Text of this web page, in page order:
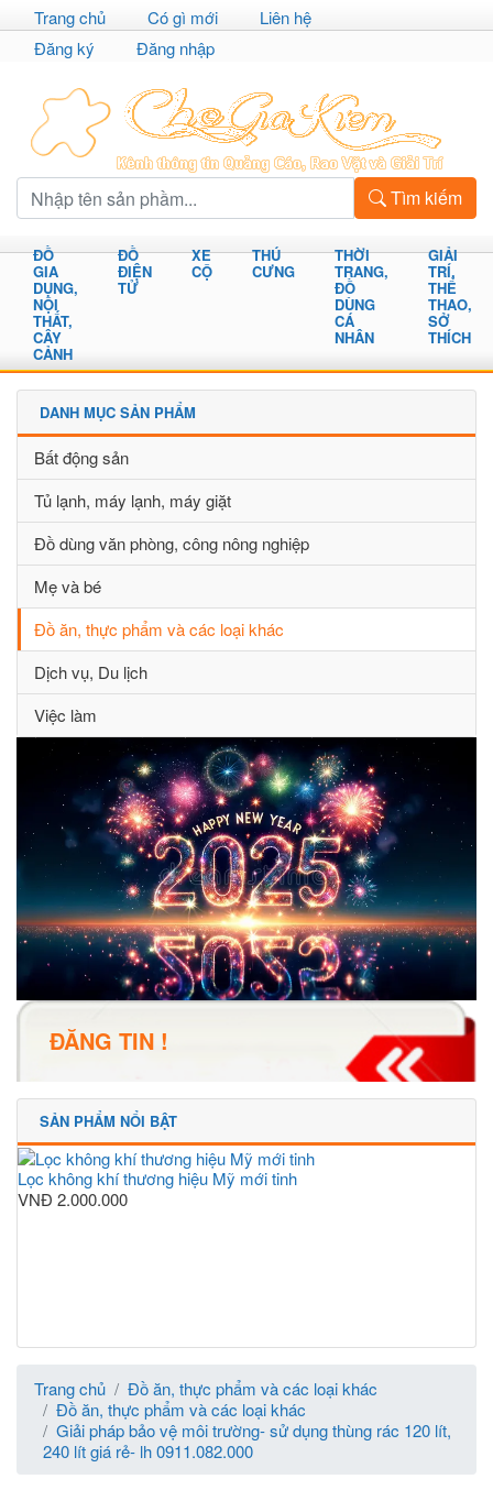
Trang chủ Có gì mới
Liên hệ
Đăng ký
Đăng nhập
Tìm kiếm
ĐỒ
GIA
DỤNG,
NỘI
THẤT,
CÂY
CẢNH
ĐỒ
ĐIỆN
TỬ
XE
CỘ
THÚ
CƯNG
THỜI
TRANG,
ĐỒ
DÙNG
CÁ
NHÂN
GIẢI
TRÍ,
THỂ
THAO,
SỞ
THÍCH
DANH MỤC SẢN PHẨM
Bất động sản
Tủ lạnh, máy lạnh, máy giặt
Đồ dùng văn phòng, công nông nghiệp
Mẹ và bé
Đồ ăn, thực phẩm và các loại khác
Dịch vụ, Du lịch
Việc làm
ĐĂNG TIN !
SẢN PHẨM NỔI BẬT
Lọc không khí thương hiệu Mỹ mới tinh
VNĐ 2.000.000
Trang chủ
Đồ ăn, thực phẩm và các loại khác
Đồ ăn, thực phẩm và các loại khác
Giải pháp bảo vệ môi trường- sử dụng thùng rác 120 lít,
240 lít giá rẻ- lh 0911.082.000